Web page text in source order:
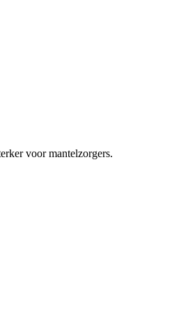
voor mantelzorgers.